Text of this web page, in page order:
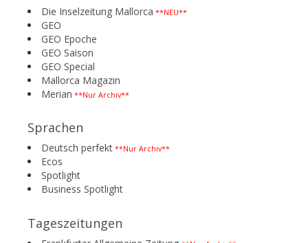
Die Inselzeitung Mallorca **NEU**
GEO
GEO Epoche
GEO Saison
GEO Special
Mallorca Magazin
Merian **Nur Archiv**
Sprachen
Deutsch perfekt **Nur Archiv**
Ecos
Spotlight
Business Spotlight
Tageszeitungen